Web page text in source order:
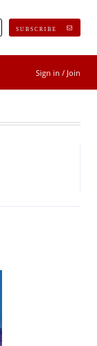
SUBSCRIBE
Sign in / Join